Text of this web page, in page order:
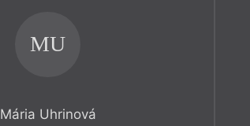
MU
Mária Uhrinová